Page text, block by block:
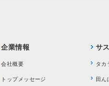
企業情報
会社概要
トップメッセージ
サ
タカ
田ん